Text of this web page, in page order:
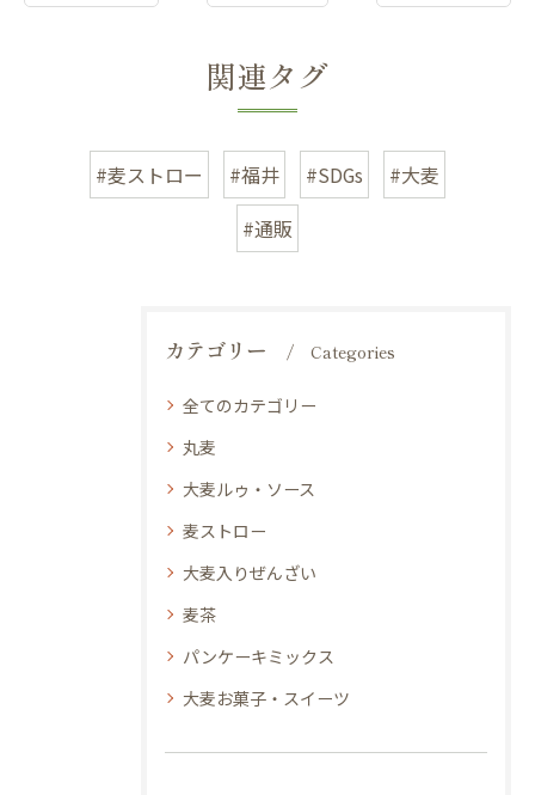
関連タグ
#麦ストロー #福井 #SDGs
#大麦
#通販
カテゴリー Categories
全てのカテゴリー
丸麦
大麦ルゥ・ソース
麦ストロー
大麦入りぜんざい
麦茶
パンケーキミックス
大麦お菓子・スイーツ